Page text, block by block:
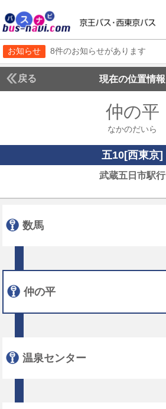
お知らせ 8件のお知らせがあります
戻る 現在の位置情報
仲の平
なかのだいら
五10[西東京]
武蔵五日市駅行
数馬
仲の平
温泉センター